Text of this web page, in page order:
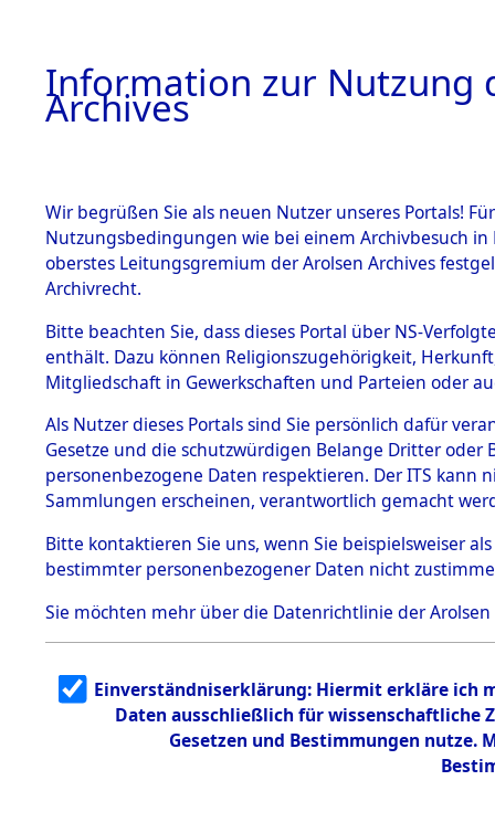
BESTÄNDE
1.
mente
5. Verschiedenes
5.3
Todesmärsche
5.3.1 Alliierte
Erhebungen
zu
Todesmärsch
en
5.3.2
g
5.3.3
Todesmärsch
Steinfurt
Information zur Nutzung
Archives
Wir begrüßen Sie als neuen Nutzer unseres Portals!
Nutzungsbedingungen wie bei einem Archivbesuch
oberstes Leitungsgremium der Arolsen Archives
Archivrecht.
Bitte beachten Sie, dass dieses Portal über NS-
enthält. Dazu können Religionszugehörigkeit,
Mitgliedschaft in Gewerkschaften und Parteien oder
Als Nutzer dieses Portals sind Sie persönlich dafür
Gesetze und die schutzwürdigen Belange Dritter
personenbezogene Daten respektieren. Der ITS
Sammlungen erscheinen, verantwortlich gemacht
Bitte kontaktieren Sie uns, wenn Sie beispielsweiser
bestimmter personenbezogener Daten nicht
Sie möchten mehr über die Datenrichtlinie der Arolsen
Einverständniserklärung: Hiermit erkläre ich
Daten ausschließlich für wissenschaftliche
Gesetzen und Bestimmungen nutze.